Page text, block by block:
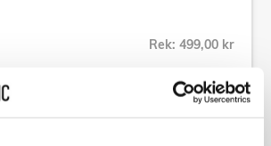
Rek: 499,00 kr
inom Severin